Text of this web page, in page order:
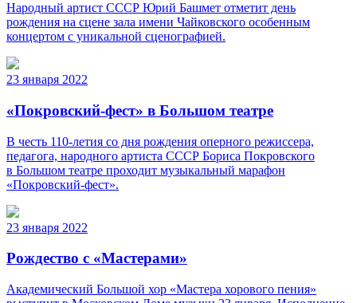
Народный артист СССР Юрий Башмет отметит день
рождения на сцене зала имени Чайковского особенным
концертом с уникальной сценографией.
23 января 2022
«Покровский-фест» в Большом театре
В честь 110-летия со дня рождения оперного режиссера,
педагога, народного артиста СССР Бориса Покровского
в Большом театре проходит музыкальный марафон
«Покровский-фест».
23 января 2022
Рождество с «Мастерами»
Академический Большой хор «Мастера хорового пения»